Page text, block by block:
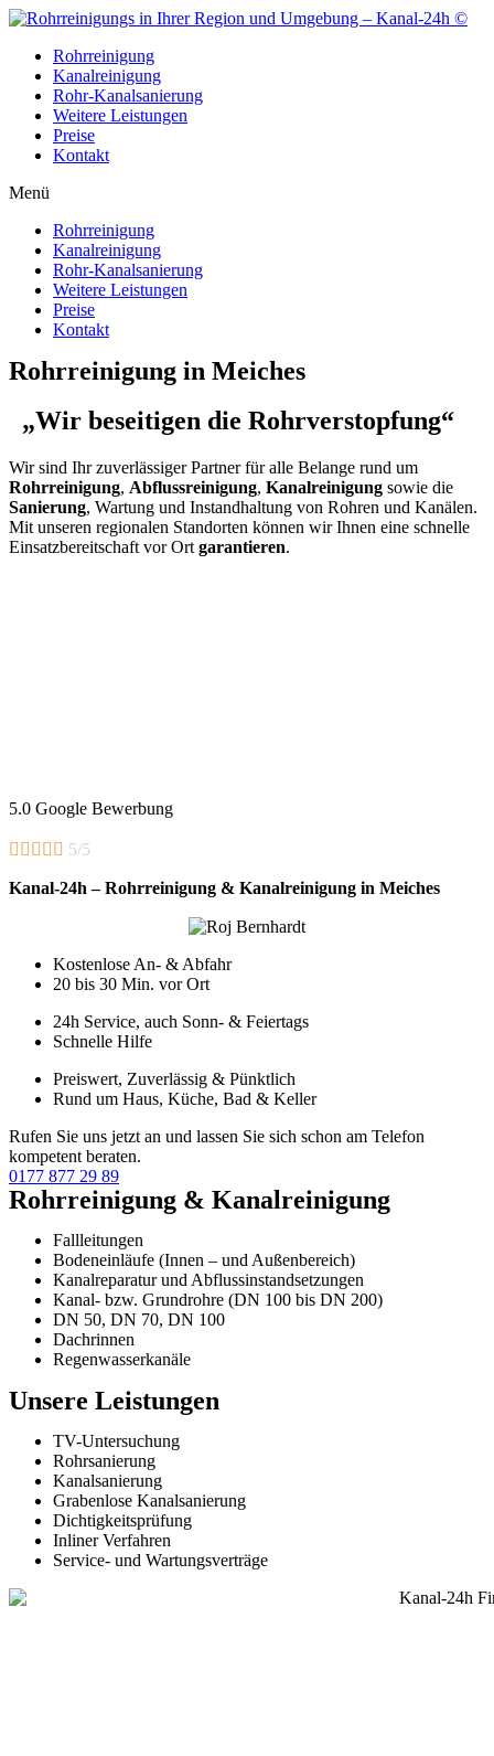
Zum
wechselnRohrreinigung
Kanalreinigung
Rohr-Kanalsanierung
Weitere Leistungen
Preise
Kontakt
Menü
Rohrreinigung
Kanalreinigung
Rohr-Kanalsanierung
Weitere Leistungen
Preise
Kontakt
Rohrreinigung in Meiches
„Wir beseitigen die Rohrverstopfung“
Wir sind Ihr zuverlässiger Partner für alle Belange rund um
Rohrreinigung, Abflussreinigung, Kanalreinigung sowie die
Sanierung, Wartung und Instandhaltung von Rohren und Kanälen.
Mit unseren regionalen Standorten können wir Ihnen eine schnelle
Einsatzbereitschaft vor Ort garantieren.
5.0 Google Bewerbung
     5/5
Kanal-24h – Rohrreinigung & Kanalreinigung in Meiches
Kostenlose An- & Abfahr
20 bis 30 Min. vor Ort
24h Service, auch Sonn- & Feiertags
Schnelle Hilfe
Preiswert, Zuverlässig & Pünktlich
Rund um Haus, Küche, Bad & Keller
Rufen Sie uns jetzt an und lassen Sie sich schon am Telefon
kompetent beraten.
0177 877 29 89
Rohrreinigung & Kanalreinigung
Fallleitungen
Bodeneinläufe (Innen – und Außenbereich)
Kanalreparatur und Abflussinstandsetzungen
Kanal- bzw. Grundrohre (DN 100 bis DN 200)
DN 50, DN 70, DN 100
Dachrinnen
Regenwasserkanäle
Unsere Leistungen
TV-Untersuchung
Rohrsanierung
Kanalsanierung
Grabenlose Kanalsanierung
Dichtigkeitsprüfung
Inliner Verfahren
Service- und Wartungsverträge